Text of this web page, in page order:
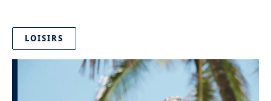
LOISIRS